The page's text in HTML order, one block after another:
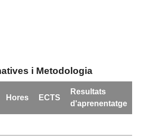
i Metodologia
Hores ECTS
Resultats
d'aprenentatge